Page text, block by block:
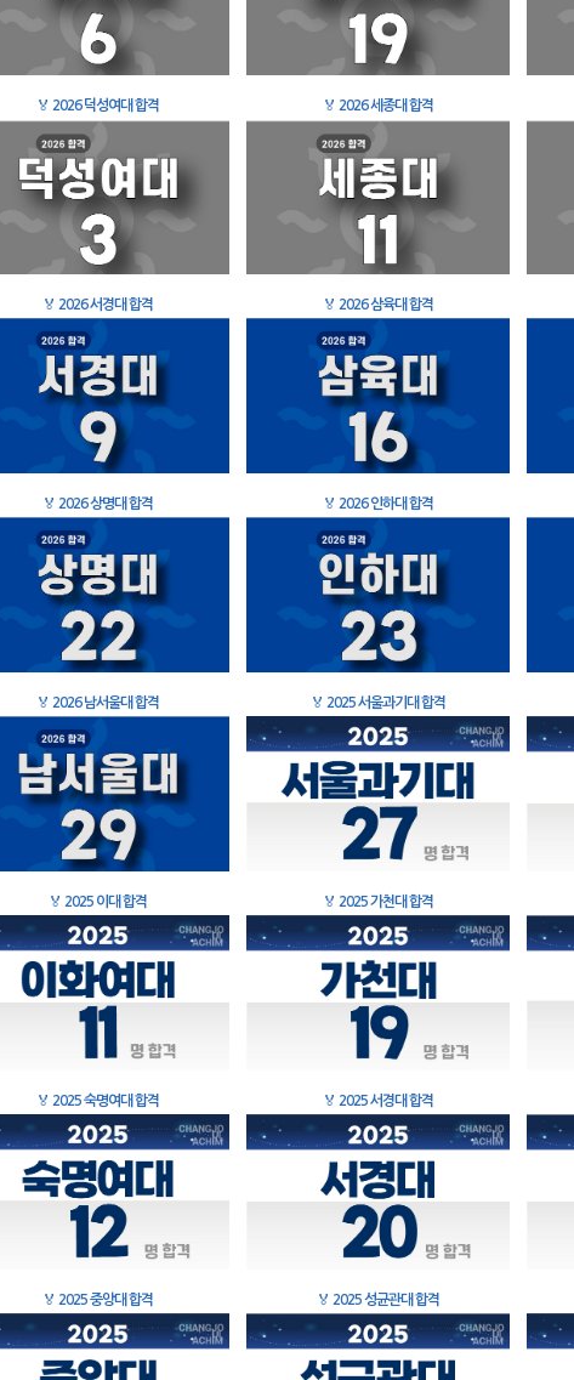
🏅 2026 덕성여대 합격 🏅 2026 세종대 합격
🏅 2026 서경대 합격 🏅 2026 삼육대 합격
🏅 2026 상명대 합격 🏅 2026 인하대 합격
🏅 2026 남서울대 합격 🏅 2025 서울과기대 합격
🏅 2025 이대 합격 🏅 2025 가천대 합격
🏅 2025 숙명여대 합격 🏅 2025 서경대 합격
🏅 2025 중앙대 합격 🏅 2025 성균관대 합격